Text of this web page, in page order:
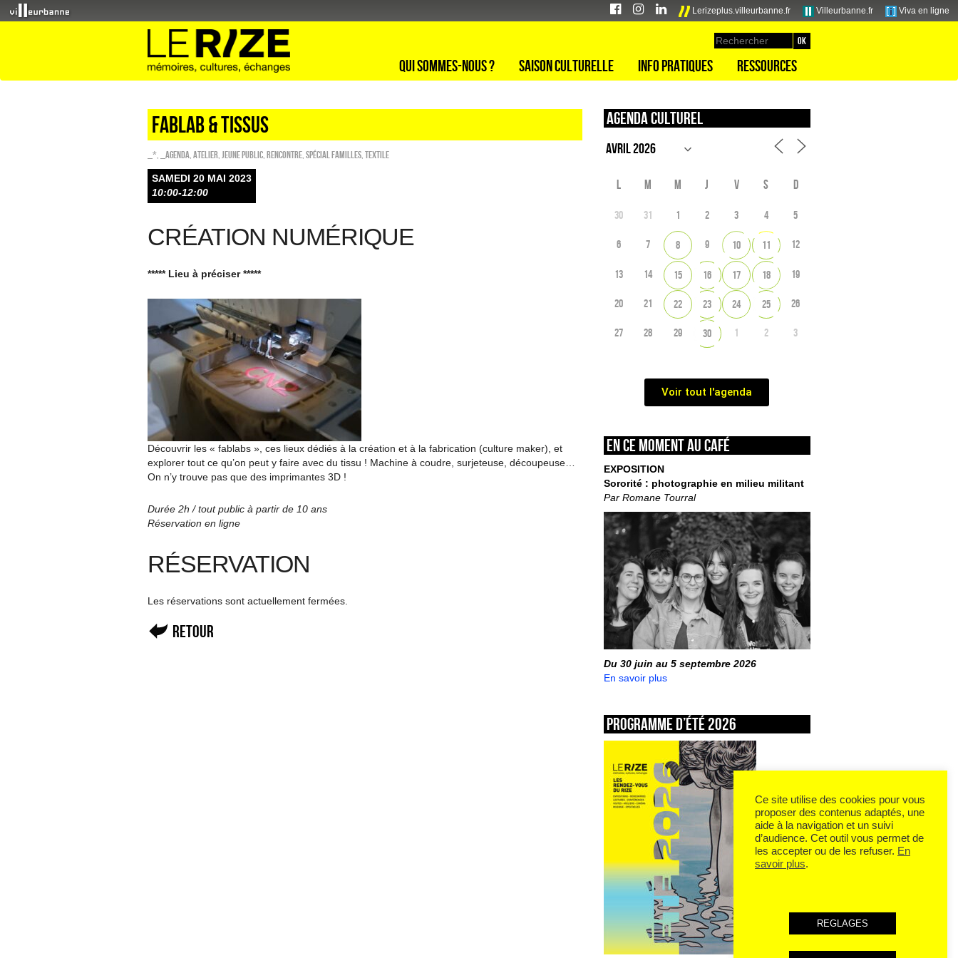
Lerizeplus.villeurbanne.fr Villeurbanne.fr Viva en ligne
Qui sommes-nous ? Saison culturelle Info pratiques Ressources
FABLAB & TISSUS
_* _Agenda Atelier Jeune public Rencontre Spécial familles Textile
SAMEDI 20 MAI 2023
10:00-12:00
CRÉATION NUMÉRIQUE
***** Lieu à préciser *****
Découvrir les « fablabs », ces lieux dédiés à la création et à la fabrication (culture maker), et
explorer tout ce qu’on peut y faire avec du tissu ! Machine à coudre, surjeteuse, découpeuse…
On n’y trouve pas que des imprimantes 3D !
Durée 2h / tout public à partir de 10 ans
Réservation en ligne
RÉSERVATION
Les réservations sont actuellement fermées.
Retour
Agenda culturel
L M M J V S D
30 31 1 2 3 4 5
6 7 8 9 10 11 12
13 14 15 16 17 18 19
20 21 22 23 24 25 26
27 28 29 30 1 2 3
Voir tout l'agenda
En ce moment au café
EXPOSITION
Sororité : photographie en milieu militant
Par Romane Tourral
Du 30 juin au 5 septembre 2026
En savoir plus
Programme d’été 2026
Ce site utilise des cookies pour vous
proposer des contenus adaptés, une
aide à la navigation et un suivi
d’audience. Cet outil vous permet de
les accepter ou de les refuser. En
savoir plus.
REGLAGES